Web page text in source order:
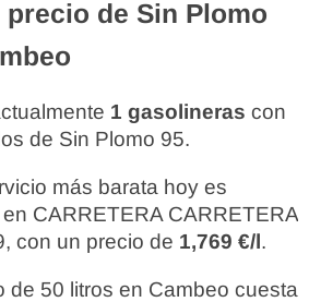
de Sin Plomo
1 gasolineras con
de Sin Plomo 95.
más barata hoy es
CARRETERA CARRETERA
con un precio de 1,769 €/l.
de 50 litros en Cambeo cuesta